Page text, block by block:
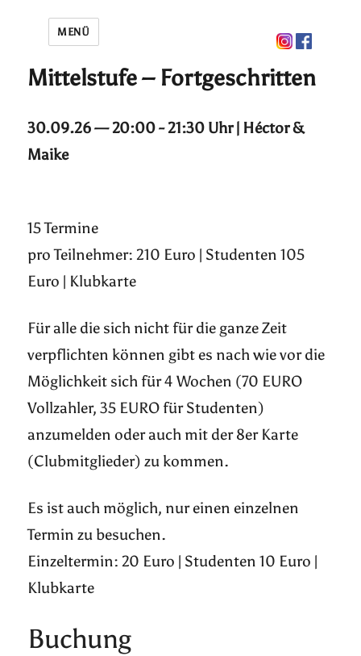
MENÜ
Mittelstufe – Fortgeschritten
30.09.26 — 20:00 - 21:30 Uhr | Héctor &
Maike
15 Termine
pro Teilnehmer: 210 Euro | Studenten 105
Euro | Klubkarte
Für alle die sich nicht für die ganze Zeit
verpflichten können gibt es nach wie vor die
Möglichkeit sich für 4 Wochen (70 EURO
Vollzahler, 35 EURO für Studenten)
anzumelden oder auch mit der 8er Karte
(Clubmitglieder) zu kommen.
Es ist auch möglich, nur einen einzelnen
Termin zu besuchen.
Einzeltermin: 20 Euro | Studenten 10 Euro |
Klubkarte
Buchung